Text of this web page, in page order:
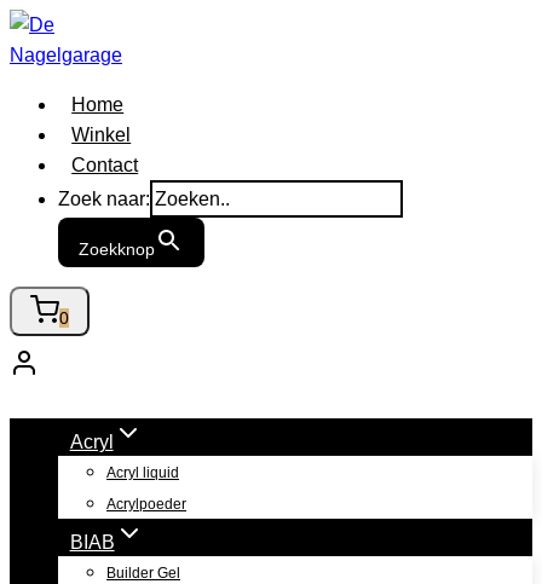
Doorgaan
naar
Home
Winkel
Contact
Zoek naar:
Zoekknop
0
Acryl
Acryl liquid
Acrylpoeder
BIAB
Builder Gel